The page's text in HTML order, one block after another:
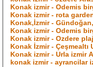
Konak izmir - Odemis
Konak izmir - rota
Konak,İzmir -
Konak izmir - Odemis
Konak izmir - Ozdere
Konak İzmir - Çeşmealtı
Konak izmir - Urla izmir
konak izmir - ayrancilar